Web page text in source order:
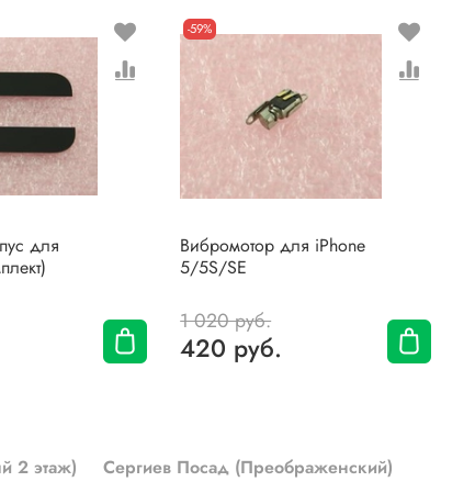
для
-59%
Вибромотор для iPhone
5/5S/SE
1 020 руб.
420 руб.
2 этаж) Сергиев Посад (Преображенский)